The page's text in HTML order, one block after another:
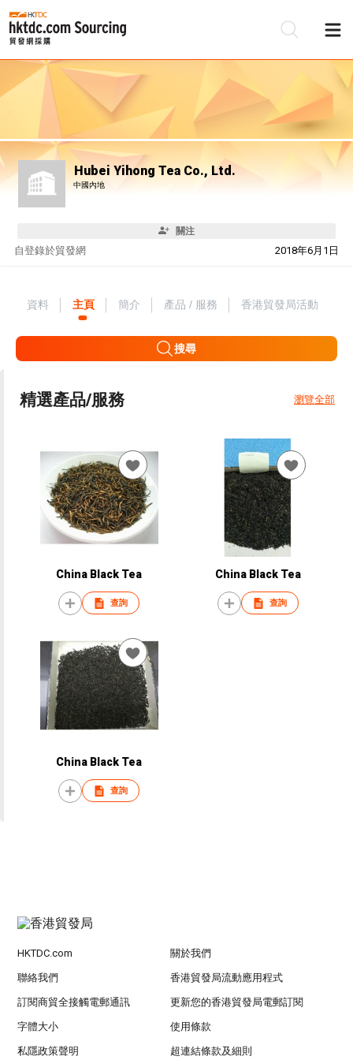
Hubei Yihong Tea Co., Ltd.
中國內地
關注
自 2018年6月1日
登錄於貿發網
資料 主頁 簡介 產品 / 服務 香港貿發局活動
搜尋
精選產品/服務 瀏覽全部
China Black Tea
查詢
China Black Tea
查詢
China Black Tea
查詢
HKTDC.com 關於我們
聯絡我們 香港貿發局流動應用程式
訂閱商貿全接觸電郵通訊 更新您的香港貿發局電郵訂閱
字體大小 使用條款
私隱政策聲明 超連結條款及細則